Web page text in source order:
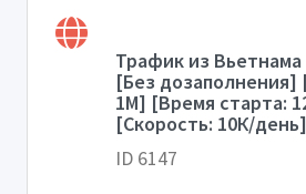
Трафик из
[Без дозаполнения]
1М] [Время старта:
[Скорость: 10К/день]
ID 6147